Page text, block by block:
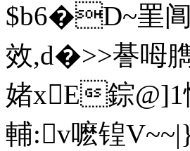
$b6�D~罣阊
效,d�>>諅呣
媎xE錝
輔:v嚒锽